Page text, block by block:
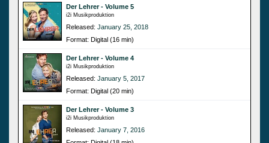
Der Lehrer - Volume 5
i2i Musikproduktion
Released: January 25, 2018
Format: Digital (16 min)
Der Lehrer - Volume 4
i2i Musikproduktion
Released: January 5, 2017
Format: Digital (20 min)
Der Lehrer - Volume 3
i2i Musikproduktion
Released: January 7, 2016